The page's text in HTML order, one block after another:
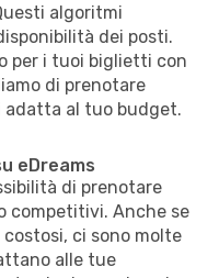
algoritmi
dei posti.
per i tuoi biglietti con
di prenotare
adatta al tuo budget.
eDreams
di prenotare
competitivi. Anche se
ci sono molte
alle tue